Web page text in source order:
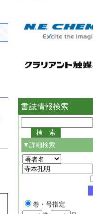
書誌情報検索
▼詳細検索
巻・号指定